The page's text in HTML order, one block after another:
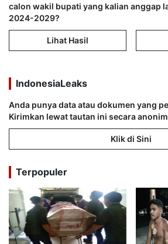
calon wakil bupati yang kalian anggap
2024-2029?
Lihat Hasil
IndonesiaLeaks
Anda punya data atau dokumen yang
Kirimkan lewat tautan ini secara
Klik di Sini
Terpopuler